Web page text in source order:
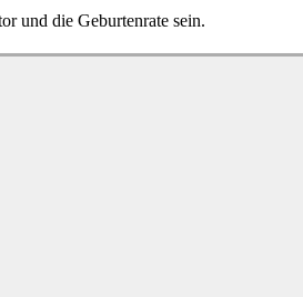
und die Geburtenrate sein.